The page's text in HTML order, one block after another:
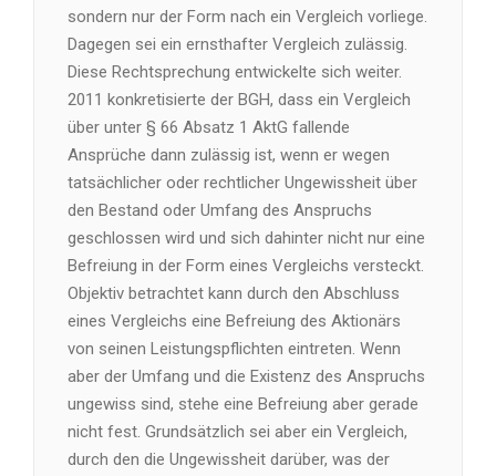
sondern nur der Form nach ein Vergleich vorliege.
Dagegen sei ein ernsthafter Vergleich zulässig.
Diese Rechtsprechung entwickelte sich weiter.
2011 konkretisierte der BGH, dass ein Vergleich
über unter § 66 Absatz 1 AktG fallende
Ansprüche dann zulässig ist, wenn er wegen
tatsächlicher oder rechtlicher Ungewissheit über
den Bestand oder Umfang des Anspruchs
geschlossen wird und sich dahinter nicht nur eine
Befreiung in der Form eines Vergleichs versteckt.
Objektiv betrachtet kann durch den Abschluss
eines Vergleichs eine Befreiung des Aktionärs
von seinen Leistungspflichten eintreten. Wenn
aber der Umfang und die Existenz des Anspruchs
ungewiss sind, stehe eine Befreiung aber gerade
nicht fest. Grundsätzlich sei aber ein Vergleich,
durch den die Ungewissheit darüber, was der